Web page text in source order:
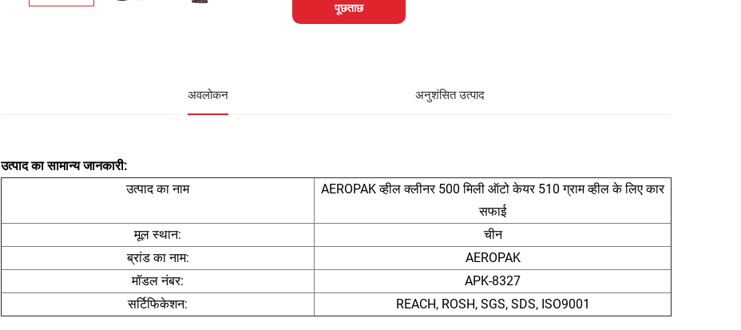
पूछताछ
अवलोकन अनुशंसित उत्पाद
उत्पाद का सामान्य जानकारी:
उत्पाद का नाम
AEROPAK व्हील क्लीनर 500 मिली ऑटो केयर 510 ग्राम व्हील के लिए कार
सफाई
मूल स्थान:
चीन
ब्रांड का नाम:
AEROPAK
मॉडल नंबर:
APK-8327
सर्टिफिकेशन:
REACH, ROSH, SGS, SDS, ISO9001